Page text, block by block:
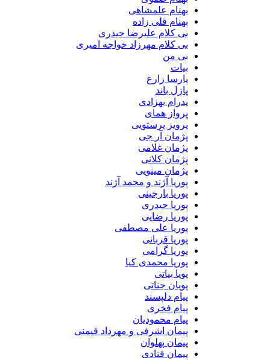
بهنام علمشاهی
بهنام قلی زاده
بی کلام علیرضا حیدری
بی کلام مهرزاد خواجه امیری
بی من
بیات
پارسا زارع
پازل باند
پدرام بهزادی
پرواز همای
پرویز پرستویی
پژمان آر جی
پژمان غلامی
پژمان کلانی
پژمان مینویی
پوریا آژند و محمد آژند
پوریا بارجینی
پوریا حیدری
پوریا رضایی
پوریا علی مصطفی
پوریا قربانی
پوریا گرامی
پوریا محمدی کیا
پویا بیاتی
پویان جناتی
پیام دلپسند
پیام فخری
پیام محمودیان
پیمان اشرفی و مهرداد قیمنی
پیمان پهلوان
پیمان قنادی